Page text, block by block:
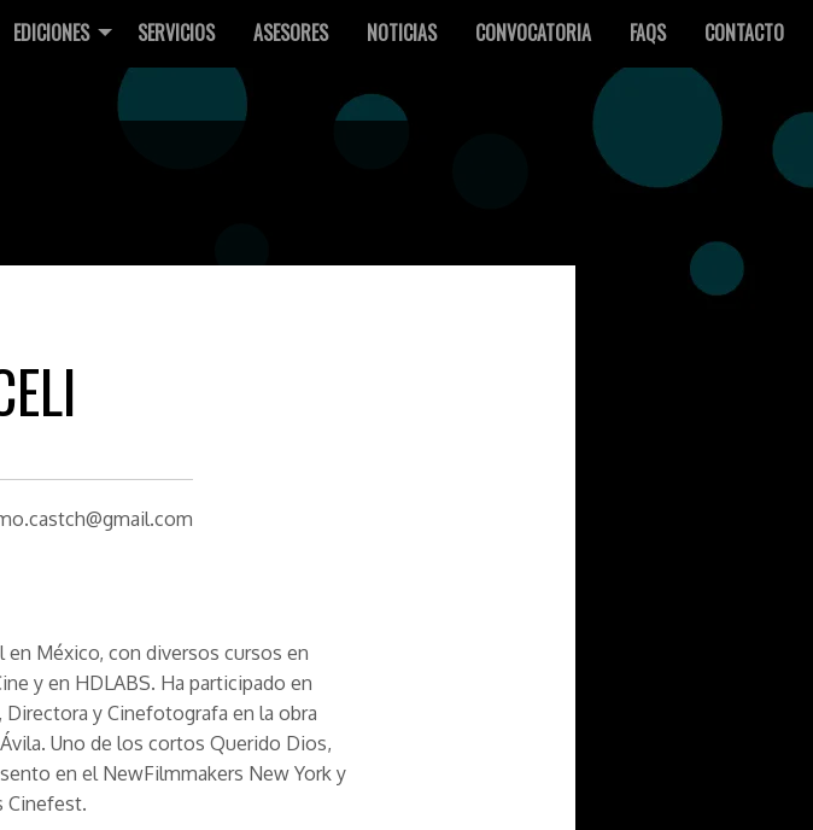
EDICIONES SERVICIOS ASESORES NOTICIAS CONVOCATORIA FAQS CONTACTO
en México, con diversos cursos en
y en HDLABS. Ha participado en
y Cinefotografa en la obra
Uno de los cortos Querido Dios,
en el NewFilmmakers New York y
Cinefest.